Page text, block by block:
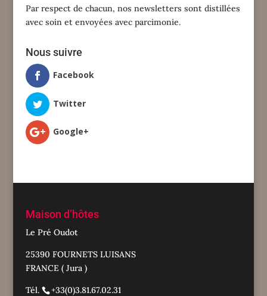
Par respect de chacun, nos newsletters sont distillées
avec soin et envoyées avec parcimonie.
Nous suivre
Facebook
Twitter
Google+
Maison d’hôtes
Le Pré Oudot
25390 FOURNETS LUISANS
FRANCE ( Jura )
Tél. +33(0)3.81.67.02.31